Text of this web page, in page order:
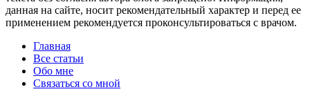
данная на сайте, носит рекомендательный характер и перед ее
применением рекомендуется проконсультироваться с врачом.
Главная
Все статьи
Обо мне
Связаться со мной